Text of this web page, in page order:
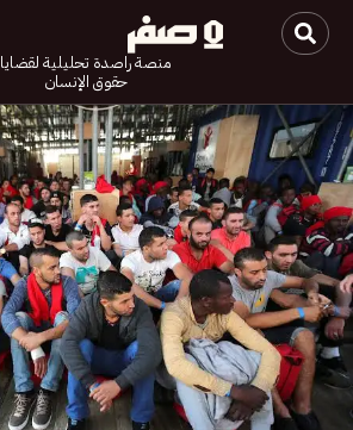
منصة راصدة تحليلية لقضايا
حقوق الإنسان